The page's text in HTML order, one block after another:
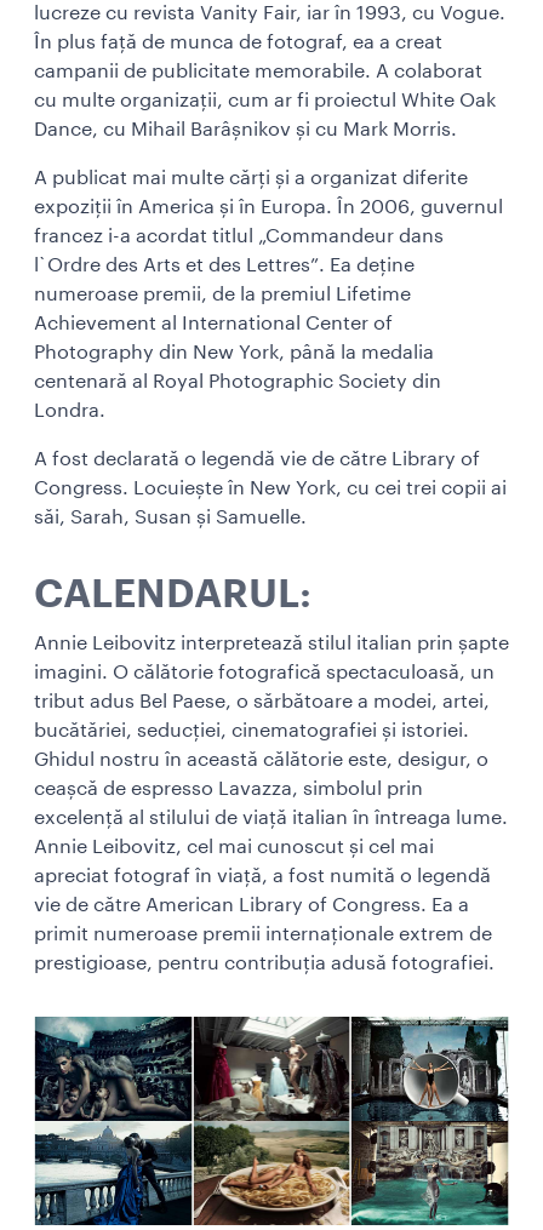
lucreze cu revista Vanity Fair, iar în 1993, cu Vogue.
În plus față de munca de fotograf, ea a creat
campanii de publicitate memorabile. A colaborat
cu multe organizații, cum ar fi proiectul White Oak
Dance, cu Mihail Barâșnikov și cu Mark Morris.
A publicat mai multe cărți și a organizat diferite
expoziții în America și în Europa. În 2006, guvernul
francez i-a acordat titlul „Commandeur dans
l`Ordre des Arts et des Lettres”. Ea deține
numeroase premii, de la premiul Lifetime
Achievement al International Center of
Photography din New York, până la medalia
centenară al Royal Photographic Society din
Londra.
A fost declarată o legendă vie de către Library of
Congress. Locuiește în New York, cu cei trei copii ai
săi, Sarah, Susan și Samuelle.
CALENDARUL:
Annie Leibovitz interpretează stilul italian prin șapte
imagini. O călătorie fotografică spectaculoasă, un
tribut adus Bel Paese, o sărbătoare a modei, artei,
bucătăriei, seducției, cinematografiei și istoriei.
Ghidul nostru în această călătorie este, desigur, o
ceașcă de espresso Lavazza, simbolul prin
excelență al stilului de viață italian în întreaga lume.
Annie Leibovitz, cel mai cunoscut și cel mai
apreciat fotograf în viață, a fost numită o legendă
vie de către American Library of Congress. Ea a
primit numeroase premii internaționale extrem de
prestigioase, pentru contribuția adusă fotografiei.